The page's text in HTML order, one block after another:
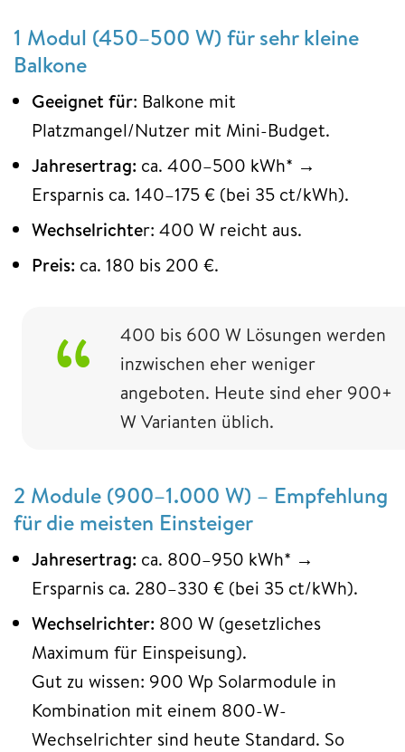
1 Modul (450–500 W) für sehr kleine
Balkone
Geeignet für: Balkone mit
Platzmangel/Nutzer mit Mini-Budget.
Jahresertrag: ca. 400–500 kWh* →
Ersparnis ca. 140–175 € (bei 35 ct/kWh).
Wechselrichter: 400 W reicht aus.
Preis: ca. 180 bis 200 €.
400 bis 600 W Lösungen werden
inzwischen eher weniger
angeboten. Heute sind eher 900+
W Varianten üblich.
2 Module (900–1.000 W) – Empfehlung
für die meisten Einsteiger
Jahresertrag: ca. 800–950 kWh* →
Ersparnis ca. 280–330 € (bei 35 ct/kWh).
Wechselrichter: 800 W (gesetzliches
Maximum für Einspeisung).
Gut zu wissen: 900 Wp Solarmodule in
Kombination mit einem 800-W-
Wechselrichter sind heute Standard. So